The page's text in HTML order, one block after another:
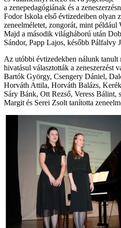
a zenepedagógiának és a
Fodor Iskola első évtizedeiben olyan
zeneelméletet, zongorát, mint például
Majd a második világháború után
Sándor, Papp Lajos, később Pálfalvy
Az utóbbi évtizedekben nálunk
hivatásul választották a zeneszerzést
Bartók György, Csengery Dániel,
Horváth Attila, Horváth Balázs,
Sáry Bánk, Ott Rezső, Veress Bálint,
Margit és Serei Zsolt tanította